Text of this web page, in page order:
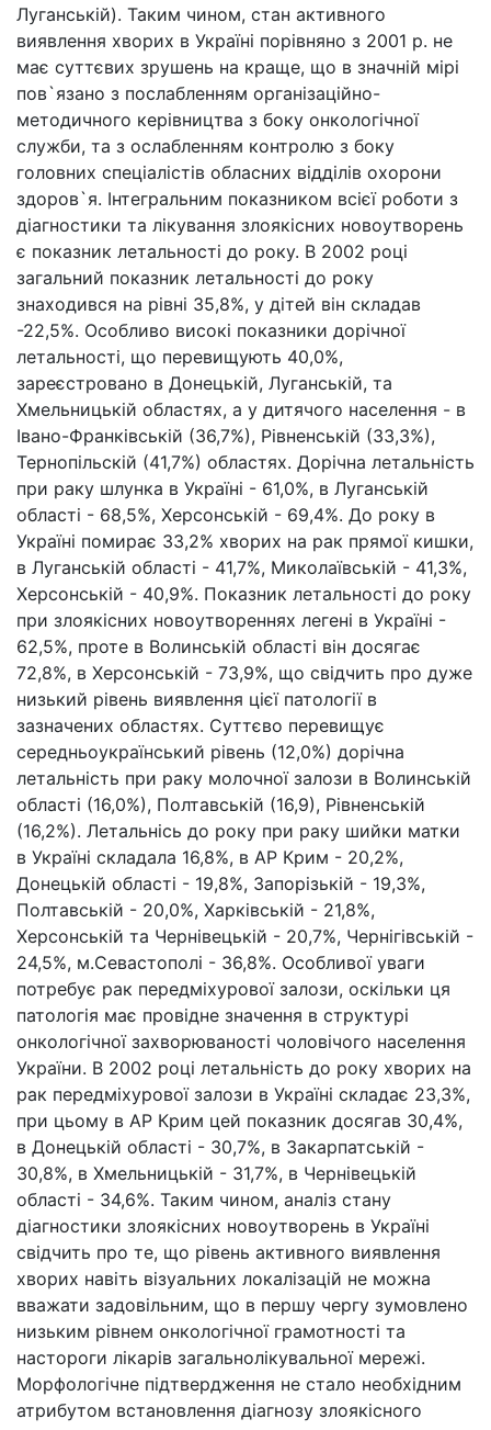
Луганській). Таким чином, стан активного
виявлення хворих в Україні порівняно з 2001 р. не
має суттєвих зрушень на краще, що в значній мірі
пов`язано з послабленням організаційно-
методичного керівництва з боку онкологічної
служби, та з ослабленням контролю з боку
головних спеціалістів обласних відділів охорони
здоров`я. Інтегральним показником всієї роботи з
діагностики та лікування злоякісних новоутворень
є показник летальності до року. В 2002 році
загальний показник летальності до року
знаходився на рівні 35,8%, у дітей він складав
-22,5%. Особливо високі показники дорічної
летальності, що перевищують 40,0%,
зареєстровано в Донецькій, Луганській, та
Хмельницькій областях, а у дитячого населення - в
Івано-Франківській (36,7%), Рівненській (33,3%),
Тернопільскій (41,7%) областях. Дорічна летальність
при раку шлунка в Україні - 61,0%, в Луганській
області - 68,5%, Херсонській - 69,4%. До року в
Україні помирає 33,2% хворих на рак прямої кишки,
в Луганській області - 41,7%, Миколаївській - 41,3%,
Херсонській - 40,9%. Показник летальності до року
при злоякісних новоутвореннях легені в Україні -
62,5%, проте в Волинській області він досягає
72,8%, в Херсонській - 73,9%, що свідчить про дуже
низький рівень виявлення цієї патології в
зазначених областях. Суттєво перевищує
середньоукраїнський рівень (12,0%) дорічна
летальність при раку молочної залози в Волинській
області (16,0%), Полтавській (16,9), Рівненській
(16,2%). Летальнісь до року при раку шийки матки
в Україні складала 16,8%, в АР Крим - 20,2%,
Донецькій області - 19,8%, Запорізькій - 19,3%,
Полтавській - 20,0%, Харківській - 21,8%,
Херсонській та Чернівецькій - 20,7%, Чернігівській -
24,5%, м.Севастополі - 36,8%. Особливої уваги
потребує рак передміхурової залози, оскільки ця
патологія має провідне значення в структурі
онкологічної захворюваності чоловічого населення
України. В 2002 році летальність до року хворих на
рак передміхурової залози в Україні складає 23,3%,
при цьому в АР Крим цей показник досягав 30,4%,
в Донецькій області - 30,7%, в Закарпатській -
30,8%, в Хмельницькій - 31,7%, в Чернівецькій
області - 34,6%. Таким чином, аналіз стану
діагностики злоякісних новоутворень в Україні
свідчить про те, що рівень активного виявлення
хворих навіть візуальних локалізацій не можна
вважати задовільним, що в першу чергу зумовлено
низьким рівнем онкологічної грамотності та
настороги лікарів загальнолікувальної мережі.
Морфологічне підтвердження не стало необхідним
атрибутом встановлення діагнозу злоякісного